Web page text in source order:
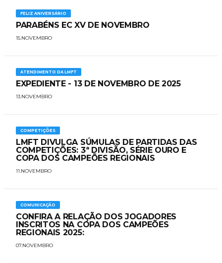
FELIZ ANIVERSÁRIO
PARABÉNS EC XV DE NOVEMBRO
15.NOVEMBRO
ATENDIMENTO DA LMFT
EXPEDIENTE - 13 DE NOVEMBRO DE 2025
13.NOVEMBRO
COMPETIÇÕES
LMFT DIVULGA SÚMULAS DE PARTIDAS DAS
COMPETIÇÕES: 3ª DIVISÃO, SÉRIE OURO E
COPA DOS CAMPEÕES REGIONAIS
11.NOVEMBRO
COMUNICAÇÃO
CONFIRA A RELAÇÃO DOS JOGADORES
INSCRITOS NA COPA DOS CAMPEÕES
REGIONAIS 2025:
07.NOVEMBRO